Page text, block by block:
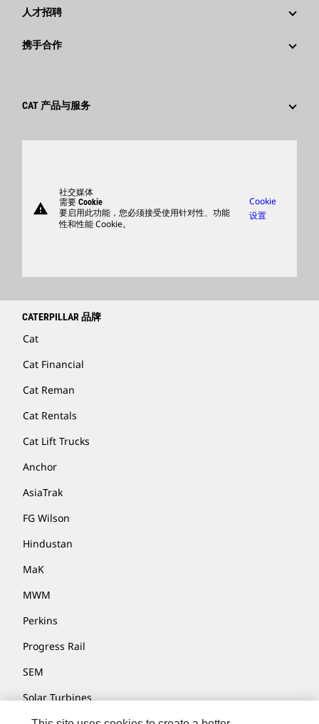
行为准则
创新
人才招聘
为什么选择卡特彼勒？
携手合作
供应商
CAT 产品与服务
商品warning
社交媒体
需要 Cookie
要启用此功能，您必须接受使用针对性、功能
性和性能 Cookie。
Cookie
设置
CATERPILLAR 品牌
Cat
Cat Financial
Cat Reman
Cat Rentals
Cat Lift Trucks
Anchor
AsiaTrak
FG Wilson
Hindustan
MaK
MWM
Perkins
Progress Rail
SEM
Solar Turbines